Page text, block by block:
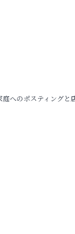
へのポスティングと